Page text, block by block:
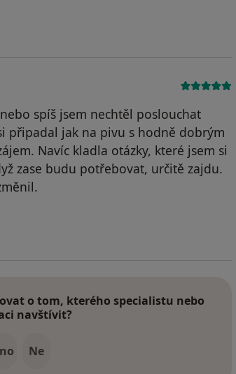
D.
spíš jsem nechtěl poslouchat
připadal jak na pivu s hodně dobrým
Navíc kladla otázky, které jsem si
zase budu potřebovat, určitě zajdu.
Z.
o tom, kterého specialistu nebo
navštívit?
Ne